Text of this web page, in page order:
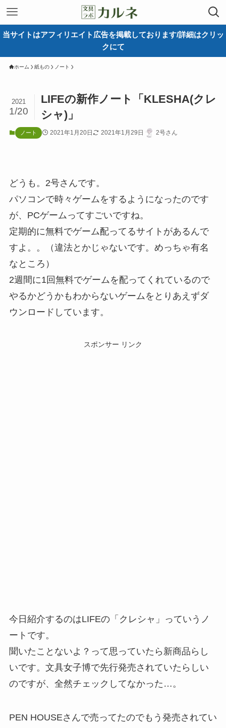
当サイトはアフィリエイト広告を掲載しております/詳細はクリッ
クにて
ホーム 紙もの ノート
LIFEの新作ノート「KLESHA(クレ
シャ)」
2021
1/20
ノート 2021年1月20日 2021年1月29日 2号さん
どうも。2号さんです。
パソコンで時々ゲームをするようになったのです
が、PCゲームってすごいですね。
定期的に無料でゲーム配ってるサイトがあるんで
すよ。。（違法とかじゃないです。めっちゃ有名
なところ）
2週間に1回無料でゲームを配ってくれているので
やるかどうかもわからないゲームをとりあえずダ
ウンロードしています。
スポンサー リンク
今日紹介するのはLIFEの「クレシャ」っていうノ
ートです。
聞いたことないよ？って思っていたら新商品らし
いです。文具女子博で先行発売されていたらしい
のですが、全然チェックしてなかった…。
PEN HOUSEさんで売ってたのでもう発売されてい